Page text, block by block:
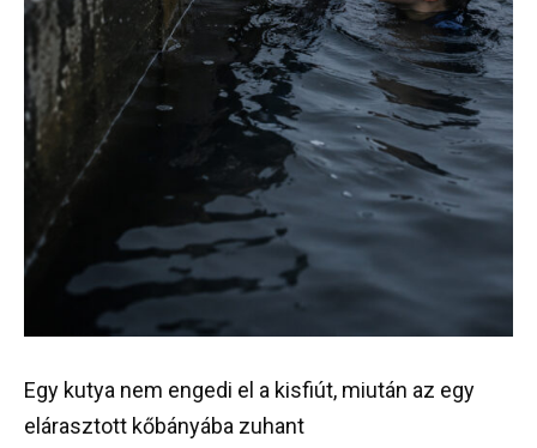
Egy kutya nem engedi el a kisfiút, miután az egy
elárasztott kőbányába zuhant